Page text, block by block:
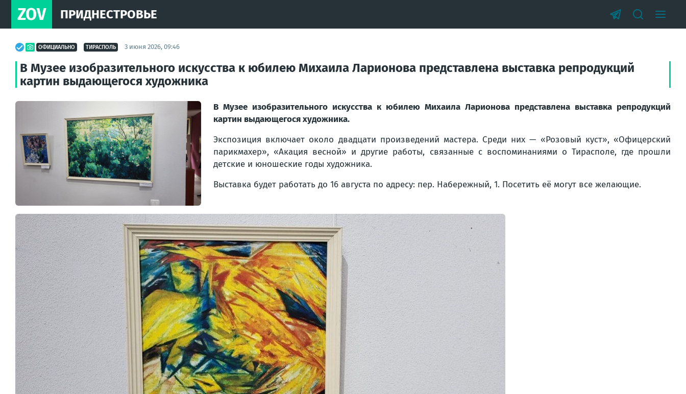
ZOV ПРИДНЕСТРОВЬЕ
ОФИЦИАЛЬНО ТИРАСПОЛЬ 3 июня 2026, 09:46
В Музее изобразительного искусства к юбилею Михаила Ларионова представлена выставка репродукций
картин выдающегося художника
В Музее изобразительного искусства к юбилею Михаила Ларионова представлена выставка репродукций
картин выдающегося художника.
Экспозиция включает около двадцати произведений мастера. Среди них — «Розовый куст», «Офицерский
парикмахер», «Акация весной» и другие работы, связанные с воспоминаниями о Тирасполе, где прошли
детские и юношеские годы художника.
Выставка будет работать до 16 августа по адресу: пер. Набережный, 1. Посетить её могут все желающие.